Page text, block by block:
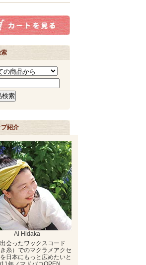
紹介
Ai Hidaka
会ったワックスコード
き糸）でのマクラメアクセ
日本にもっと広めたいと